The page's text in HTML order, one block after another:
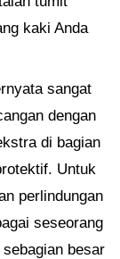
kaki Anda
sangat
dengan
di bagian
Untuk
perlindungan
seseorang
besar